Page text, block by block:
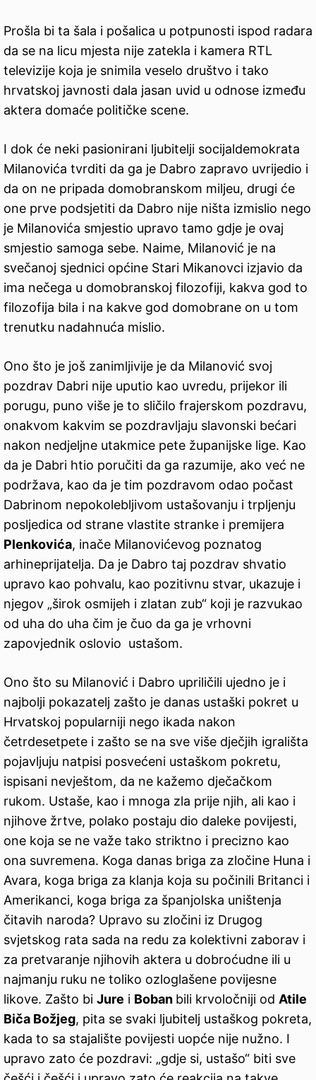
Prošla bi ta šala i pošalica u potpunosti ispod radara
da se na licu mjesta nije zatekla i kamera RTL
televizije koja je snimila veselo društvo i tako
hrvatskoj javnosti dala jasan uvid u odnose između
aktera domaće političke scene.
I dok će neki pasionirani ljubitelji socijaldemokrata
Milanovića tvrditi da ga je Dabro zapravo uvrijedio i
da on ne pripada domobranskom miljeu, drugi će
one prve podsjetiti da Dabro nije ništa izmislio nego
je Milanovića smjestio upravo tamo gdje je ovaj
smjestio samoga sebe. Naime, Milanović je na
svečanoj sjednici općine Stari Mikanovci izjavio da
ima nečega u domobranskoj filozofiji, kakva god to
filozofija bila i na kakve god domobrane on u tom
trenutku nadahnuća mislio.
Ono što je još zanimljivije je da Milanović svoj
pozdrav Dabri nije uputio kao uvredu, prijekor ili
porugu, puno više je to sličilo frajerskom pozdravu,
onakvom kakvim se pozdravljaju slavonski bećari
nakon nedjeljne utakmice pete županijske lige. Kao
da je Dabri htio poručiti da ga razumije, ako već ne
podržava, kao da je tim pozdravom odao počast
Dabrinom nepokolebljivom ustašovanju i trpljenju
posljedica od strane vlastite stranke i premijera
Plenkovića, inače Milanovićevog poznatog
arhineprijatelja. Da je Dabro taj pozdrav shvatio
upravo kao pohvalu, kao pozitivnu stvar, ukazuje i
njegov „širok osmijeh i zlatan zub“ koji je razvukao
od uha do uha čim je čuo da ga je vrhovni
zapovjednik oslovio ustašom.
Ono što su Milanović i Dabro upriličili ujedno je i
najbolji pokazatelj zašto je danas ustaški pokret u
Hrvatskoj popularniji nego ikada nakon
četrdesetpete i zašto se na sve više dječjih igrališta
pojavljuju natpisi posvećeni ustaškom pokretu,
ispisani nevještom, da ne kažemo dječačkom
rukom. Ustaše, kao i mnoga zla prije njih, ali kao i
njihove žrtve, polako postaju dio daleke povijesti,
one koja se ne važe tako striktno i precizno kao
ona suvremena. Koga danas briga za zločine Huna i
Avara, koga briga za klanja koja su počinili Britanci i
Amerikanci, koga briga za španjolska uništenja
čitavih naroda? Upravo su zločini iz Drugog
svjetskog rata sada na redu za kolektivni zaborav i
za pretvaranje njihovih aktera u dobroćudne ili u
najmanju ruku ne toliko ozloglašene povijesne
likove. Zašto bi Jure i Boban bili krvoločniji od Atile
Biča Božjeg, pita se svaki ljubitelj ustaškog pokreta,
kada to sa stajalište povijesti uopće nije nužno. I
upravo zato će pozdravi: „gdje si, ustašo“ biti sve